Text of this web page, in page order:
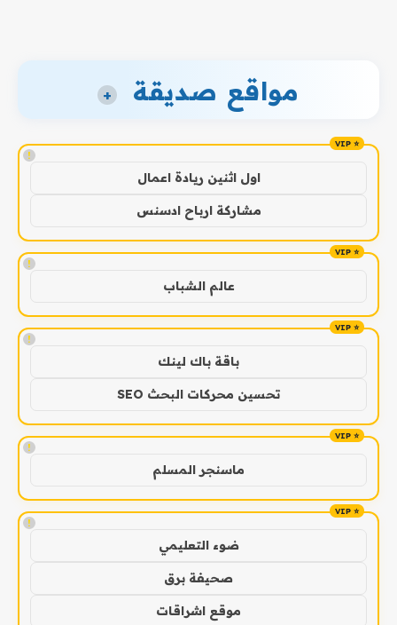
مواقع صديقة +
!
اول اثنين ريادة اعمال
مشاركة ارباح ادسنس
!
عالم الشباب
!
باقة باك لينك
تحسين محركات البحث SEO
!
ماسنجر المسلم
!
ضوء التعليمي
صحيفة برق
موقع اشراقات